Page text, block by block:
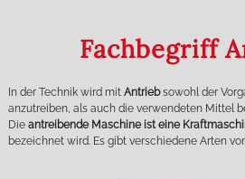
Fachbegriff
In der Technik wird mit Antriebsowohl der
anzutreiben, als auch die verwendeten Mittel
Die antreibende Maschine ist eine
bezeichnet wird. Es gibt verschiedene Arten